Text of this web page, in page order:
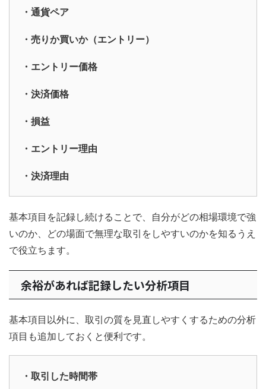
・通貨ペア
・売りか買いか（エントリー）
・エントリー価格
・決済価格
・損益
・エントリー理由
・決済理由
基本項目を記録し続けることで、自分がどの相場環境で強
いのか、どの場面で無理な取引をしやすいのかを知るうえ
で役立ちます。
余裕があれば記録したい分析項目
基本項目以外に、取引の質を見直しやすくするための分析
項目も追加しておくと便利です。
・取引した時間帯